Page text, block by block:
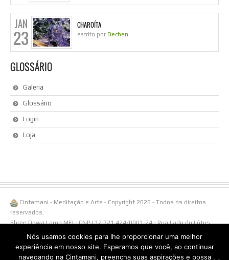
JAN
23
CHAROÍTA
escrito por Dechen
GLOSSÁRIO
Galeria
Glossário
Login
Loja
Cintamani - Meditação e Arte - Copyright 2020 - Todos os direitos
reservados.
Shree Dawa Lama MEI - CNPJ 12.721.424/0001-24 - Rua Lado do Lótus,
108/ Linha Águas Brancas, 1238 - 95650-000 Três Coroas - RS -
Fone/Whatsapp (51)996538855.
Nós usamos cookies para lhe proporcionar uma melhor
experiência em nosso site. Esperamos que você, ao continuar
navegando na Cintamani, preencha suas aspirações e possa